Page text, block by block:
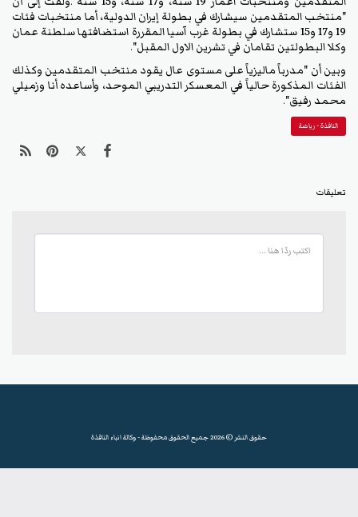
"منتخب المتقدمين سيشارك في بطولة إيران الدولية، أما منتخبات فئات
19 و17 و15 ستشارك في بطولة غرب آسيا المقررة استضافتها سلطنة عمان
وكلا البطولتين تقامان في تشرين الاول المقبل".
وبين أن "مدرباً ماليزياً على مستوى عال يقود منتخب المتقدمين وكذلك
الفئات المذكورة حالياً في المعسكر التدريبي الموحد، وأساعده أنا وزميلي
محمد رفيق".
النافذة - رياضة
تعليقات
حقوق النشر © 2026 جميع الحقوق محفوظة - وكالة انباء النافذة